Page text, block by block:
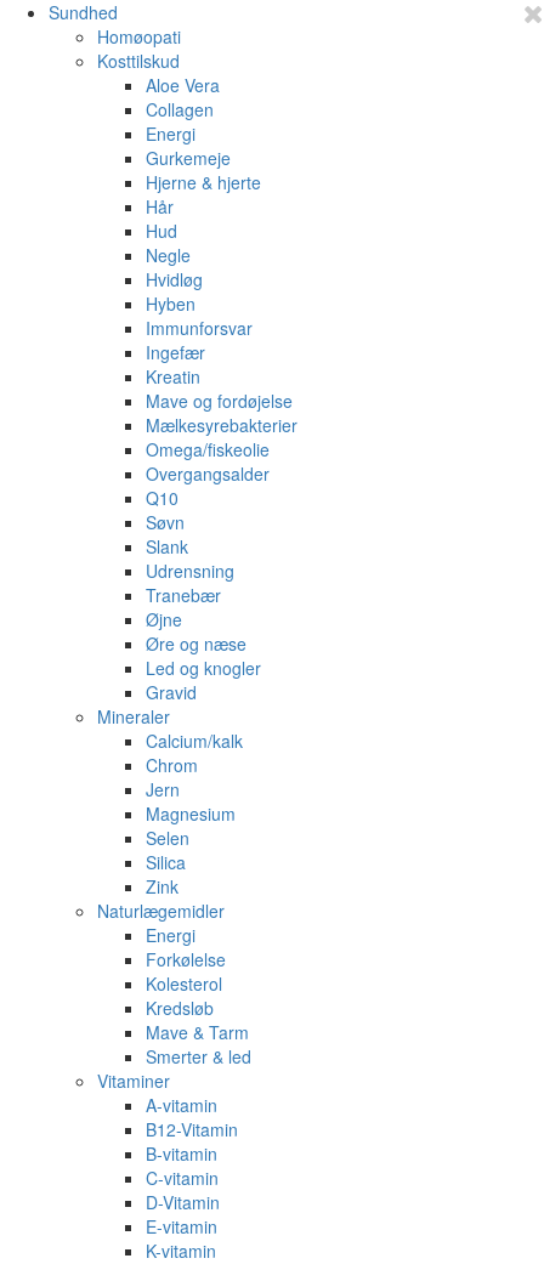
Sundhed
Homøopati
Kosttilskud
Aloe Vera
Collagen
Energi
Gurkemeje
Hjerne & hjerte
Hår
Hud
Negle
Hvidløg
Hyben
Immunforsvar
Ingefær
Kreatin
Mave og fordøjelse
Mælkesyrebakterier
Omega/fiskeolie
Overgangsalder
Q10
Søvn
Slank
Udrensning
Tranebær
Øjne
Øre og næse
Led og knogler
Gravid
Mineraler
Calcium/kalk
Chrom
Jern
Magnesium
Selen
Silica
Zink
Naturlægemidler
Energi
Forkølelse
Kolesterol
Kredsløb
Mave & Tarm
Smerter & led
Vitaminer
A-vitamin
B12-Vitamin
B-vitamin
C-vitamin
D-Vitamin
E-vitamin
K-vitamin